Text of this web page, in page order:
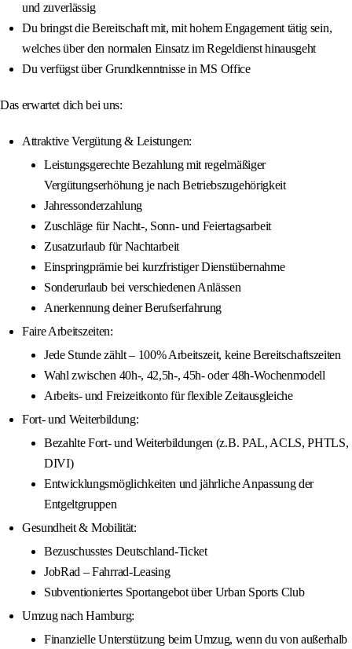
und zuverlässig
Du bringst die Bereitschaft mit, mit hohem Engagement tätig sein,
welches über den normalen Einsatz im Regeldienst hinausgeht
Du verfügst über Grundkenntnisse in MS Office
Das erwartet dich bei uns:
Attraktive Vergütung & Leistungen:
Leistungsgerechte Bezahlung mit regelmäßiger
Vergütungserhöhung je nach Betriebszugehörigkeit
Jahressonderzahlung
Zuschläge für Nacht-, Sonn- und Feiertagsarbeit
Zusatzurlaub für Nachtarbeit
Einspringprämie bei kurzfristiger Dienstübernahme
Sonderurlaub bei verschiedenen Anlässen
Anerkennung deiner Berufserfahrung
Faire Arbeitszeiten:
Jede Stunde zählt – 100% Arbeitszeit, keine Bereitschaftszeiten
Wahl zwischen 40h-, 42,5h-, 45h- oder 48h-Wochenmodell
Arbeits- und Freizeitkonto für flexible Zeitausgleiche
Fort- und Weiterbildung:
Bezahlte Fort- und Weiterbildungen (z.B. PAL, ACLS, PHTLS,
DIVI)
Entwicklungsmöglichkeiten und jährliche Anpassung der
Entgeltgruppen
Gesundheit & Mobilität:
Bezuschusstes Deutschland-Ticket
JobRad – Fahrrad-Leasing
Subventioniertes Sportangebot über Urban Sports Club
Umzug nach Hamburg:
Finanzielle Unterstützung beim Umzug, wenn du von außerhalb